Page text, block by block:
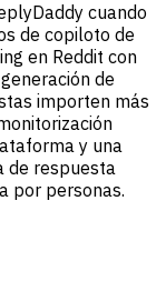
cuando
de copiloto de
en Reddit con
de
importen más
y una
de respuesta
por personas.